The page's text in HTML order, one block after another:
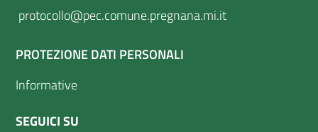
protocollo@pec.comune.pregnana.mi.it
PROTEZIONE DATI PERSONALI
Informative
SEGUICI SU